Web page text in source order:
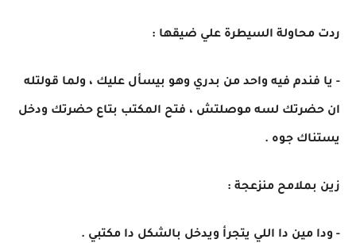
ردت محاولة السيطرة علي ضيقها :
- يا فندم فيه واحد من بدري وهو بيسأل عليك ، ولما قولتله
ان حضرتك لسه موصلتش ، فتح المكتب بتاع حضرتك ودخل
يستناك جوه .
زين بملامح منزعجة :
- ودا مين دا اللي يتجرأ ويدخل بالشكل دا مكتبي .